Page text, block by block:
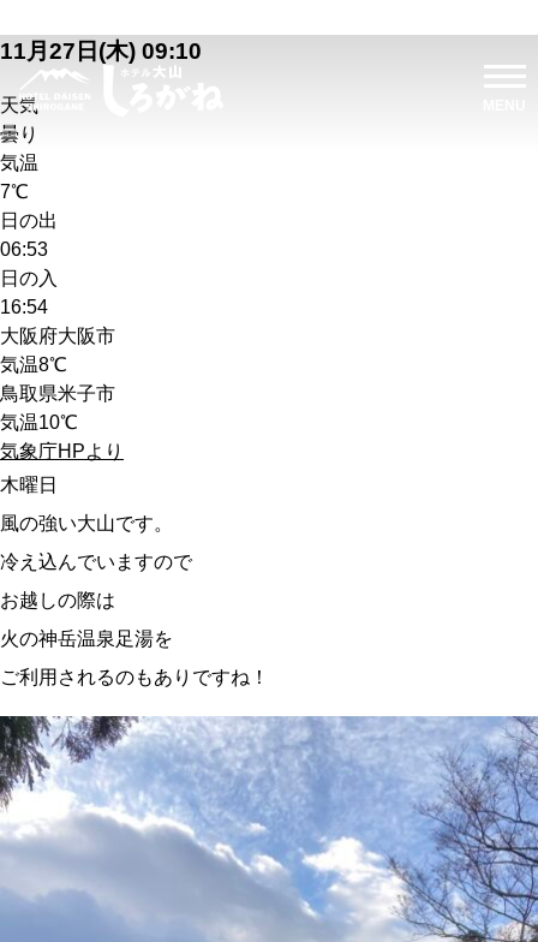
11月27日(木) 09:10
天気
曇り
気温
7℃
日の出
06:53
日の入
16:54
大阪府大阪市
気温8℃
鳥取県米子市
気温10℃
気象庁HPより
木曜日
風の強い大山です。
冷え込んでいますので
お越しの際は
火の神岳温泉足湯を
ご利用されるのもありですね！